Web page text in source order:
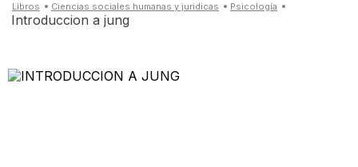
ciencias sociales humanas y juridicas psicología
introduccion a jung